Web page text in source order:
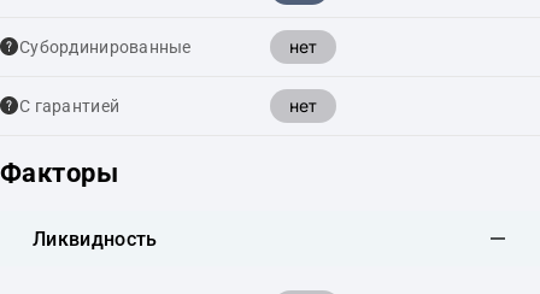
Cубординированные нет
С гарантией нет
Факторы
Ликвидность